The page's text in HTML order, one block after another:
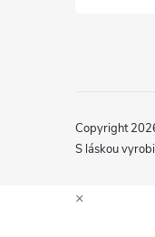
Copyright
S láskou
×